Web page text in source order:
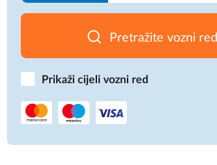
Pretražite vozni red
Prikaži cijeli vozni red